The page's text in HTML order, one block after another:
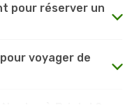
pour réserver un
voyager de